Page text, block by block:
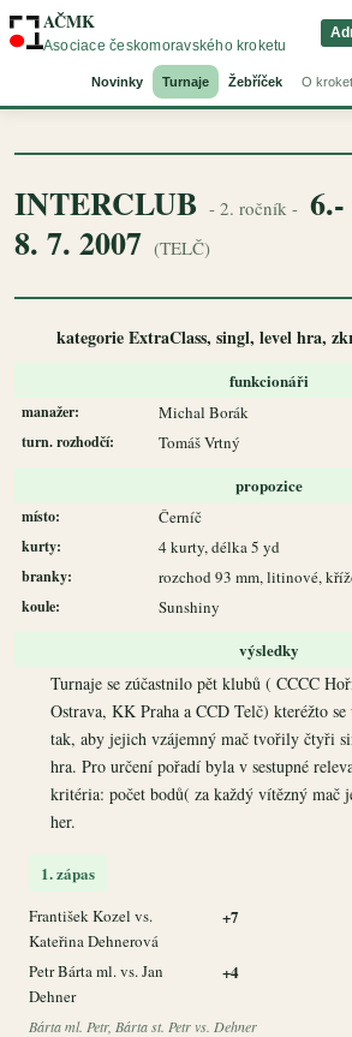
AČMK
Asociace českomoravského kroketu
Novinky Turnaje Žebříček O
INTERCLUB - 2. ročník - 6.-
8. 7. 2007 (TELČ)
kategorie ExtraClass, singl, level hra,
funkcionáři
manažer: Michal Borák
turn. rozhodčí: Tomáš Vrtný
propozice
místo: Černíč
kurty: 4 kurty, délka 5 yd
branky: rozchod 93 mm, litinové,
koule: Sunshiny
výsledky
Turnaje se zúčastnilo pět klubů ( CCCC
Ostrava, KK Praha a CCD Telč) kteréžto
tak, aby jejich vzájemný mač tvořily čtyři
hra. Pro určení pořadí byla v sestupné
kritéria: počet bodů( za každý vítězný mač
her.
1. zápas
František Kozel vs.
Kateřina Dehnerová
+7
Petr Bárta ml. vs. Jan
Dehner
+4
Bárta ml. Petr, Bárta st. Petr vs. Dehner